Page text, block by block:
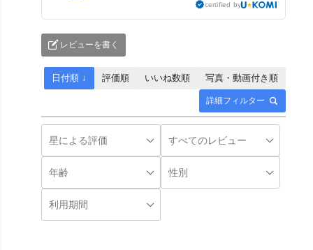
certified by
レビューを書く
詳細フィルター
日付順 ↓ 評価順 いいね数順 写真・動画付き順